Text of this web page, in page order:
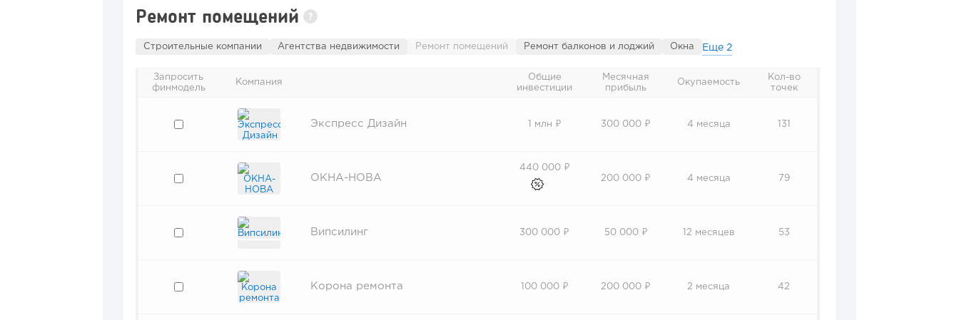
Ремонт помещений ?
Строительные компании Агентства недвижимости Ремонт помещений Ремонт балконов и лоджий Окна Еще 2
Запросить
финмодель
Компания
Общие
инвестиции
Месячная
прибыль
Окупаемость
Кол-во
точек
Экспресс Дизайн 1 млн ₽ 300 000 ₽ 4 месяца 131
ОКНА-НОВА
440 000 ₽
200 000 ₽
4 месяца 79
Випсилинг 300 000 ₽ 50 000 ₽ 12 месяцев 53
Корона ремонта 100 000 ₽ 200 000 ₽ 2 месяца 42